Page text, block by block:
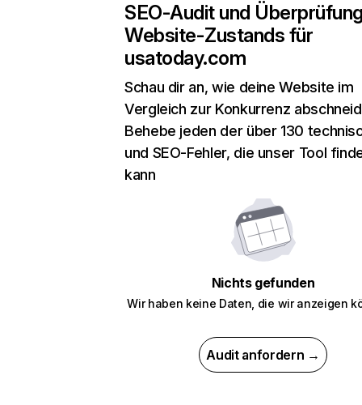
SEO-Audit und
Website-Zustands für
usatoday.com
Schau dir an, wie deine Website im
Vergleich zur Konkurrenz
Behebe jeden der über 130
und SEO-Fehler, die unser Tool
kann
Nichts gefunden
Wir haben keine Daten, die wir anzeigen
Audit anfordern →